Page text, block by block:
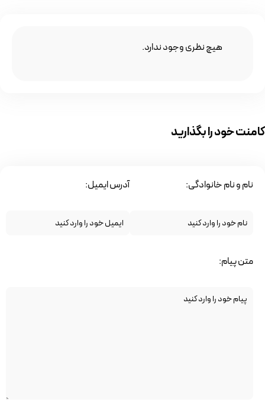
هیچ نظری وجود ندارد.
کامنت خود را بگذارید
نام و نام خانوادگی: آدرس ایمیل:
متن پیام: